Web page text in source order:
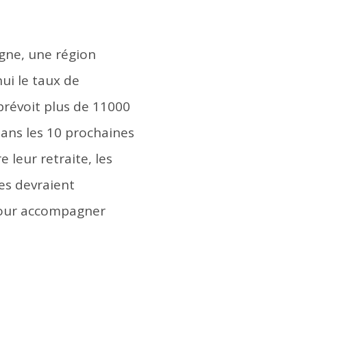
une région
le taux de
plus de 11000
les 10 prochaines
leur retraite, les
devraient
accompagner